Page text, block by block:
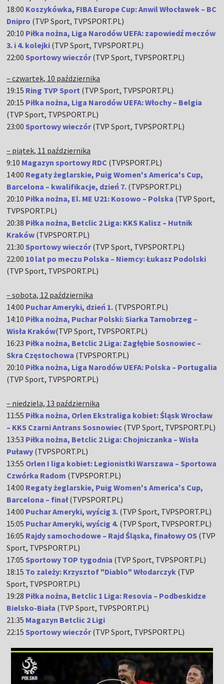
18:00 Koszykówka, FIBA Europe Cup: Anwil Włocławek – BC
Dnipro (TVP Sport, TVPSPORT.PL)
20:10 Piłka nożna, Liga Narodów UEFA: zapowiedź meczów
3. i 4. kolejki (TVP Sport, TVPSPORT.PL)
22:00 Sportowy wieczór(TVP Sport, TVPSPORT.PL)
– czwartek, 10 października
19:15 Ring TVP Sport (TVP Sport, TVPSPORT.PL)
20:15 Piłka nożna, Liga Narodów UEFA: Włochy – Belgia
(TVP Sport, TVPSPORT.PL)
23:00 Sportowy wieczór(TVP Sport, TVPSPORT.PL)
– piątek, 11 października
9:10 Magazyn sportowy RDC (TVPSPORT.PL)
14:00 Regaty żeglarskie, Puig Women's America's Cup,
Barcelona – kwalifikacje, dzień 7. (TVPSPORT.PL)
20:10 Piłka nożna, El. ME U21: Kosowo – Polska (TVP Sport,
TVPSPORT.PL)
20:38 Piłka nożna, Betclic 2 Liga: KKS Kalisz – Hutnik
Kraków (TVPSPORT.PL)
21:30 Sportowy wieczór(TVP Sport, TVPSPORT.PL)
22:00 10 lat po meczu Polska – Niemcy: Łukasz Podolski
(TVP Sport, TVPSPORT.PL)
– sobota, 12 października
14:00 Puchar Ameryki, dzień 1. (TVPSPORT.PL)
14:10 Piłka nożna, Puchar Polski: Siarka Tarnobrzeg –
Wisła Kraków(TVP Sport, TVPSPORT.PL)
16:23 Piłka nożna, Betclic 2 Liga: Zagłębie Sosnowiec –
Skra Częstochowa (TVPSPORT.PL)
20:10 Piłka nożna, Liga Narodów UEFA: Polska – Portugalia
(TVP Sport, TVPSPORT.PL)
– niedziela, 13 października
11:55 Piłka nożna, Orlen Ekstraliga kobiet: Śląsk Wrocław
– KKS Czarni Antrans Sosnowiec (TVP Sport, TVPSPORT.PL)
13:53 Piłka nożna, Betclic 2 Liga: Chojniczanka – Wisła
Puławy (TVPSPORT.PL)
13:55 Orlen I liga kobiet: Legionistki Warszawa – Sportowa
Czwórka Radom (TVPSPORT.PL)
14:00 Regaty żeglarskie, Puig Women's America's Cup,
Barcelona – finał(TVPSPORT.PL)
14:00 Puchar Ameryki, wyścig 3. (TVP Sport, TVPSPORT.PL)
15:05 Puchar Ameryki, wyścig 4. (TVP Sport, TVPSPORT.PL)
16:05 Rajdy samochodowe – Rajd Śląska, finałowy OS (TVP
Sport, TVPSPORT.PL)
17:05 Sportowy TOP tygodnia (TVP Sport, TVPSPORT.PL)
18:15 To zależy: Krzysztof "Diablo" Włodarczyk (TVP
Sport, TVPSPORT.PL)
19:28 Piłka nożna, Betclic 1 Liga: Resovia – Podbeskidze
Bielsko-Biała (TVP Sport, TVPSPORT.PL)
21:35 Magazyn Betclic 2 Ligi
22:15 Sportowy wieczór(TVP Sport, TVPSPORT.PL)